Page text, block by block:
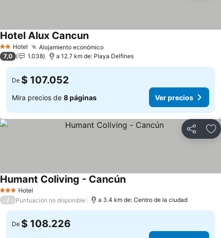
2 Estrellas
Hotel Alojamiento económicoVer precios
Hotel Alux CancunVer precios
7,0 1.038 a 12.7 km de: Playa Delfines
De $ 107.052
Mira precios de 8 páginas Ver precios
Compartir
3 Estrellas
Hotel
Humant Coliving - CancúnVer precios
/ Puntuación no disponible a 3.4 km de: Centro de la ciudad
De $ 108.226